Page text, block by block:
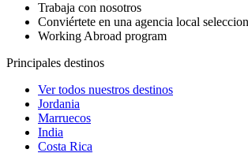
Trabaja con nosotros
Conviértete en una agencia local
Working Abroad program
Principales destinos
Ver todos nuestros destinos
Jordania
Marruecos
India
Costa Rica